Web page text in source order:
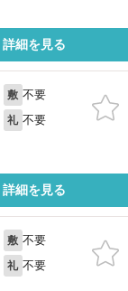
詳細を見る
敷 不要
礼 不要
詳細を見る
敷 不要
礼 不要